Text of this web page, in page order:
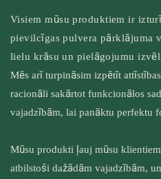
Visiem mūsu produktiem ir
pievilcīgas pulvera pārklājuma
lielu krāsu un pielāgojumu
Mēs arī turpināsim izpētīt
racionāli sakārtot funkcionālos
vajadzībām, lai panāktu perfektu
Mūsu produkti ļauj mūsu
atbilstoši dažādām vajadzībām,